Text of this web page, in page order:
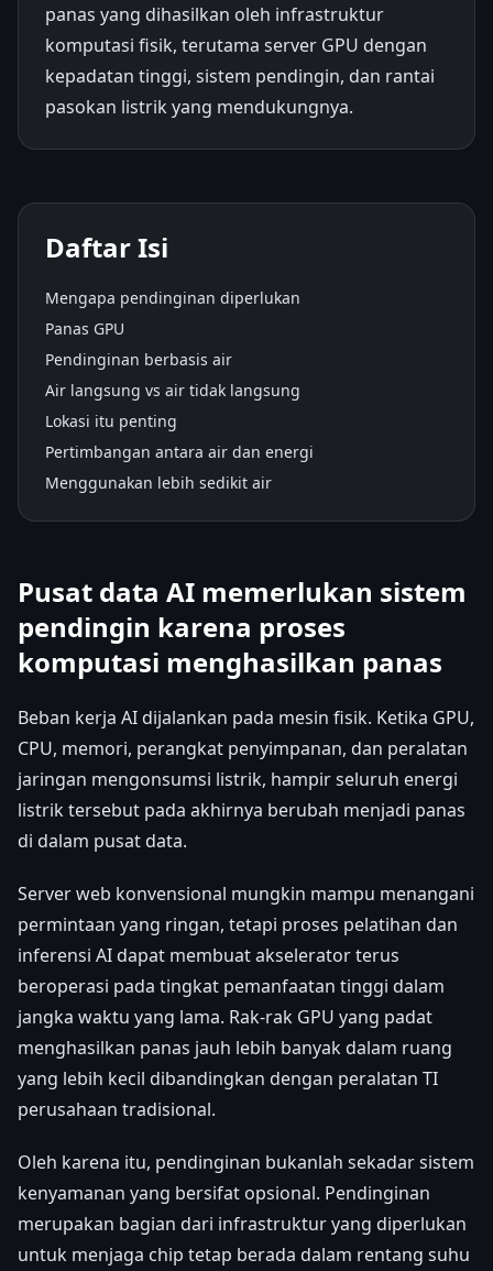
panas yang dihasilkan oleh infrastruktur
komputasi fisik, terutama server GPU dengan
kepadatan tinggi, sistem pendingin, dan rantai
pasokan listrik yang mendukungnya.
Daftar Isi
Mengapa pendinginan diperlukan
Panas GPU
Pendinginan berbasis air
Air langsung vs air tidak langsung
Lokasi itu penting
Pertimbangan antara air dan energi
Menggunakan lebih sedikit air
Pusat data AI memerlukan sistem
pendingin karena proses
komputasi menghasilkan panas
Beban kerja AI dijalankan pada mesin fisik. Ketika GPU,
CPU, memori, perangkat penyimpanan, dan peralatan
jaringan mengonsumsi listrik, hampir seluruh energi
listrik tersebut pada akhirnya berubah menjadi panas
di dalam pusat data.
Server web konvensional mungkin mampu menangani
permintaan yang ringan, tetapi proses pelatihan dan
inferensi AI dapat membuat akselerator terus
beroperasi pada tingkat pemanfaatan tinggi dalam
jangka waktu yang lama. Rak-rak GPU yang padat
menghasilkan panas jauh lebih banyak dalam ruang
yang lebih kecil dibandingkan dengan peralatan TI
perusahaan tradisional.
Oleh karena itu, pendinginan bukanlah sekadar sistem
kenyamanan yang bersifat opsional. Pendinginan
merupakan bagian dari infrastruktur yang diperlukan
untuk menjaga chip tetap berada dalam rentang suhu